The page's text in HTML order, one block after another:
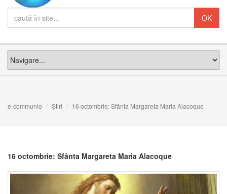
e-communio Știri 16 octombrie: Sfânta Margareta Maria Alacoque
16 octombrie: Sfânta Margareta Maria Alacoque